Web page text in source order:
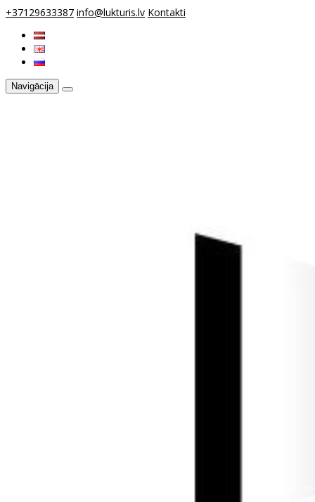
+37129633387 info@lukturis.lv Kontakti
Navigācija